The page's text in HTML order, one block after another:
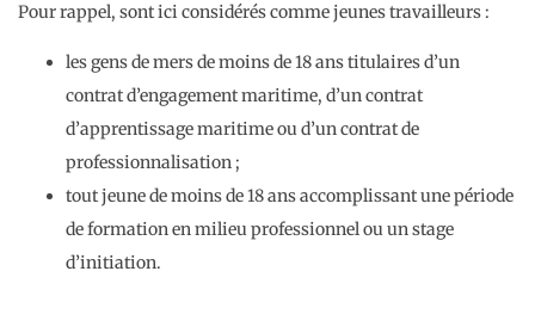
Pour rappel, sont ici considérés comme jeunes travailleurs :
les gens de mers de moins de 18 ans titulaires d’un
contrat d’engagement maritime, d’un contrat
d’apprentissage maritime ou d’un contrat de
professionnalisation ;
tout jeune de moins de 18 ans accomplissant une période
de formation en milieu professionnel ou un stage
d’initiation.